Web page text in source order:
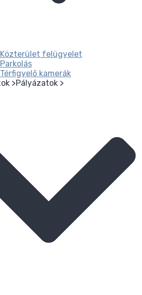
Közterület felügyelet
Parkolás
Térfigyelő kamerák
Pályázatok >